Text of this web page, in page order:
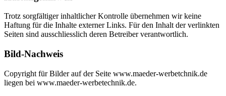
Trotz sorgfältiger inhaltlicher Kontrolle übernehmen wir keine
Haftung für die Inhalte externer Links. Für den Inhalt der verlinkten
Seiten sind ausschliesslich deren Betreiber verantwortlich.
Bild-Nachweis
Copyright für Bilder auf der Seite www.maeder-werbetchnik.de
liegen bei www.maeder-werbetechnik.de.